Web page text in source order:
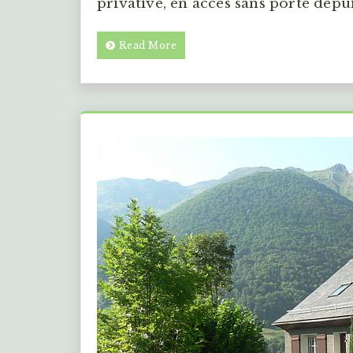
privative, en accès sans porte
Read More